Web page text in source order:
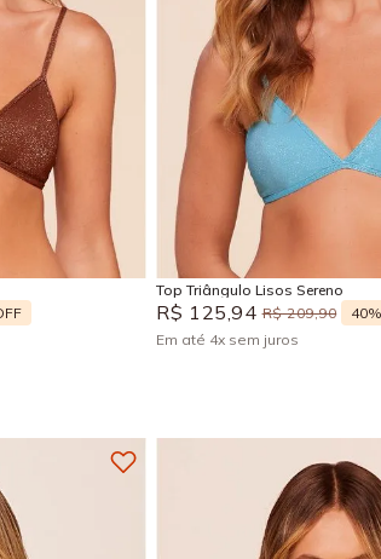
GG P M G
Top Triângulo Lisos Sereno
R$ 125,94 R$ 209,90 40%
Em até 4x sem juros